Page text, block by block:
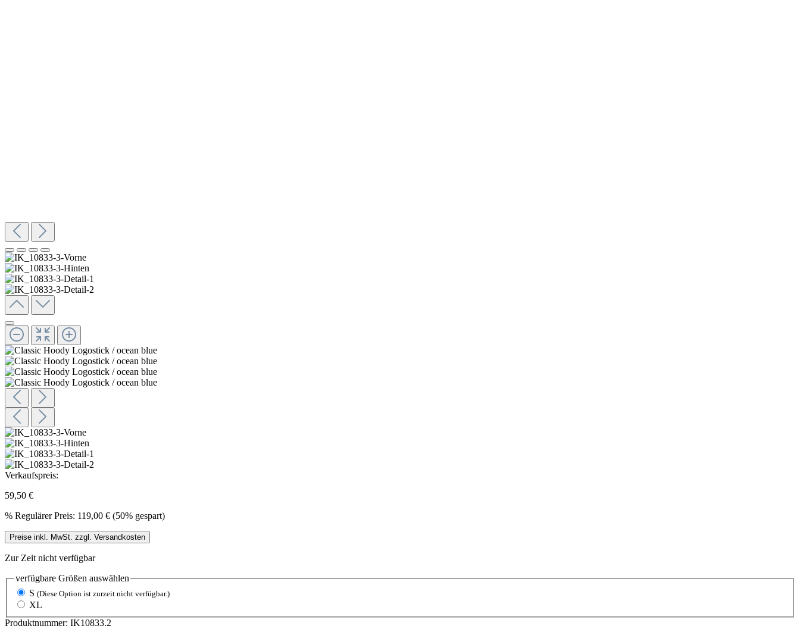
Verkaufspreis:
59,50 €
% Regulärer Preis: 119,00 € (50% gespart)
Preise inkl. MwSt. zzgl. Versandkosten
Zur Zeit nicht verfügbar
verfügbare Größen auswählen
S (Diese Option ist zurzeit nicht verfügbar.)
XL
Produktnummer: IK10833.2